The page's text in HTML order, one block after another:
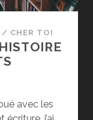
/ CHER TOI
avec les